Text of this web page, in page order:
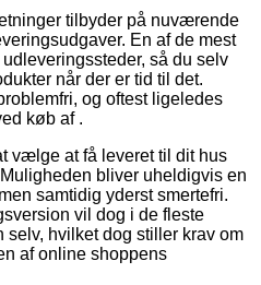
tilbyder på nuværende
En af de mest
så du selv
når der er tid til det.
og oftest ligeledes
køb af .
vælge at få leveret til dit hus
bliver uheldigvis en
samtidig yderst smertefri.
vil dog i de fleste
hvilket dog stiller krav om
af online shoppens